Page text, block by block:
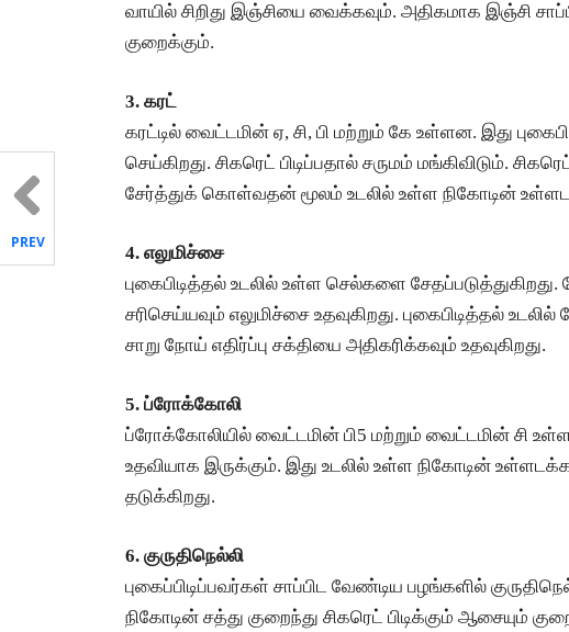
வாயில் சிறிது இஞ்சியை வைக்கவும். அதிகமாக இஞ்சி
குறைக்கும்.
3. கரட்
கரட்டில் வைட்டமின் ஏ, சி, பி மற்றும் கே உள்ளன. இது
செய்கிறது. சிகரெட் பிடிப்பதால் சருமம் மங்கிவிடும்.
சேர்த்துக் கொள்வதன் மூலம் உடலில் உள்ள நிகோடின்
4. எலுமிச்சை
புகைபிடித்தல் உடலில் உள்ள செல்களை
சரிசெய்யவும் எலுமிச்சை உதவுகிறது. புகைபிடித்தல்
சாறு நோய் எதிர்ப்பு சக்தியை அதிகரிக்கவும் உதவுகிறது.
5. ப்ரோக்கோலி
ப்ரோக்கோலியில் வைட்டமின் பி5 மற்றும் வைட்டமின் சி
உதவியாக இருக்கும். இது உடலில் உள்ள நிகோடின்
தடுக்கிறது.
6. குருதிநெல்லி
புகைப்பிடிப்பவர்கள் சாப்பிட வேண்டிய பழங்களில்
நிகோடின் சத்து குறைந்து சிகரெட் பிடிக்கும் ஆசையும்
PREV